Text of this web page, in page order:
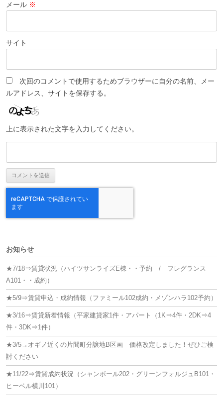
メール ※
サイト
次回のコメントで使用するためブラウザーに自分の名前、メー
ルアドレス、サイトを保存する。
上に表示された文字を入力してください。
お知らせ
★7/18⇒賃貸状況（ハイツサンライズE棟・・予約 / フレグランス
A101・・成約）
★5/9⇒賃貸申込・成約情報（ファミール102成約・メゾンハラ102予約）
★3/16⇒賃貸新着情報（平家建貸家1件・アパート（1K⇒4件・2DK⇒4
件・3DK⇒1件）
★3/5→オギノ近くの片間町分譲地B区画 価格改定しました！ぜひご検
討ください
★11/22⇒賃貸成約状況（シャンボール202・グリーンフォルジュB101・
ヒーベル横川101）